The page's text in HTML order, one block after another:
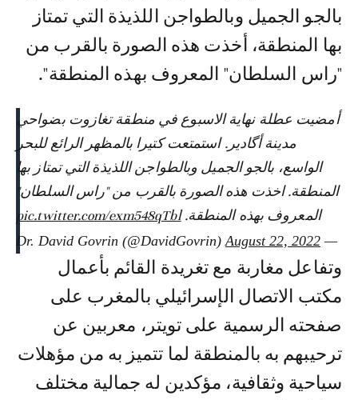
بالجو الجميل وبالطواجن اللذيذة التي تمتاز
بها المنطقة، أخذت هذه الصورة بالقرب من
"راس السلطان" المعروف بهذه المنطقة".
أمضيت عطلة نهاية الاسبوع في منطقة تغازوت بضواحي
مدينة أگادير. استمتعت كتيرا بالمظهر الرائع للبحر
الواسع، بالجو الجميل وبالطواجن اللذيذة التي تمتاز بها
المنطقة. اخذت هذه الصورة بالقرب من "راس السلطان"
المعروف بهذه المنطقة.pic.twitter.com/exm548qTbl
— Dr. David Govrin (@DavidGovrin)
August 22, 2022
وتفاعل مغاربة مع تغريدة القائم بأعمال
مكتب الاتصال الإسرائيلي بالمغرب على
صفحته الرسمية على تويتر، معربين عن
ترحيبهم به بالمنطقة لما تتميز به من مؤهلات
سياحية وثقافية، مؤكدين له جمالية مختلف